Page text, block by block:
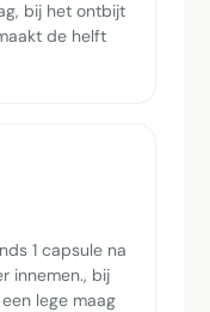
bij het ontbijt
de helft
1 capsule na
innemen., bij
lege maag